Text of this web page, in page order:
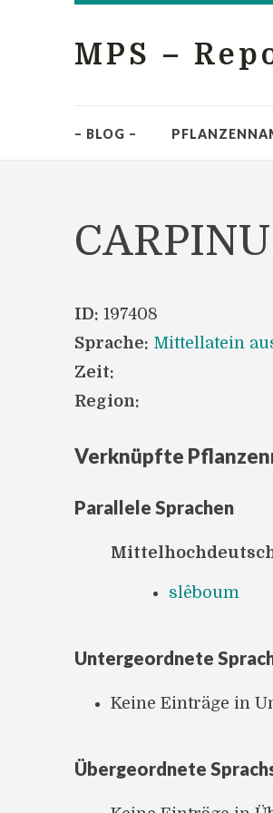
MPS –
– BLOG –
ID: 197408
Sprache: Mittellatein
Zeit:
Region:
Verknüpfte
Parallele Sprachen
slêboum
Untergeordnete
Keine Einträge in
Übergeordnete